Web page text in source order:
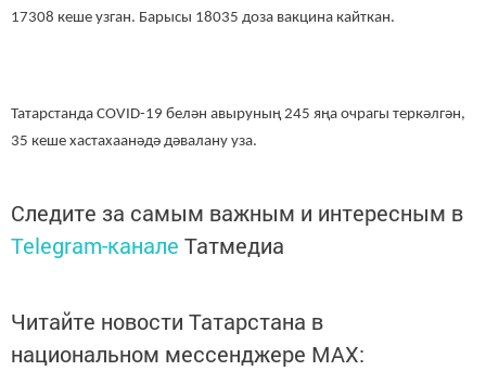
17308 кеше узган. Барысы 18035 доза вакцина кайткан.
Татарстанда COVID-19 белән авыруның 245 яңа очрагы теркәлгән,
35 кеше хастахаанәдә дәвалану уза.
Следите за самым важным и интересным в
Telegram-канале Татмедиа
Читайте новости Татарстана в
национальном мессенджере MАХ: